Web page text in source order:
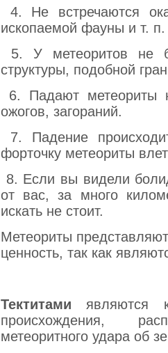
4. Не встречаются
ископаемой фауны и т. п.
5. У метеоритов не
структуры, подобной
6. Падают метеориты
ожогов, загораний.
7. Падение
форточку метеориты
8. Если вы видели
от вас, за много
искать не стоит.
Метеориты
ценность, так как
Тектитами являются
происхождения,
метеоритного удара об